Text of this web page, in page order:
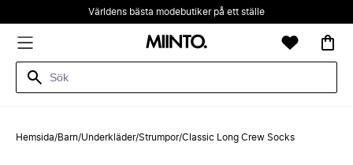
Världens bästa modebutiker på ett ställe
Hemsida/Barn/Underkläder/Strumpor/Classic Long Crew Socks